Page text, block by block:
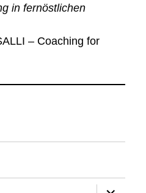
in fernöstlichen
– Coaching for